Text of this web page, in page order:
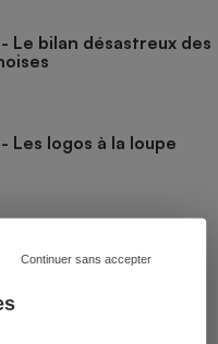
Continuer sans accepter
Le bilan désastreux des
Les logos à la loupe